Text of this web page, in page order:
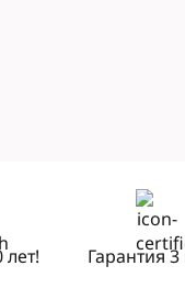
лет! Гарантия3